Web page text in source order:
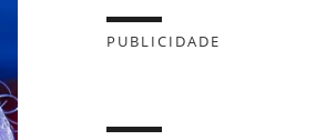
PUBLICIDADE